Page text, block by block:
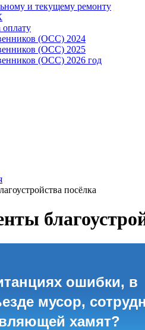
и текущему ремонту
(ОСС) 2024
(ОСС) 2025
(ОСС) 2026 год
посёлка
ошибки, в
мусор,
хамят?